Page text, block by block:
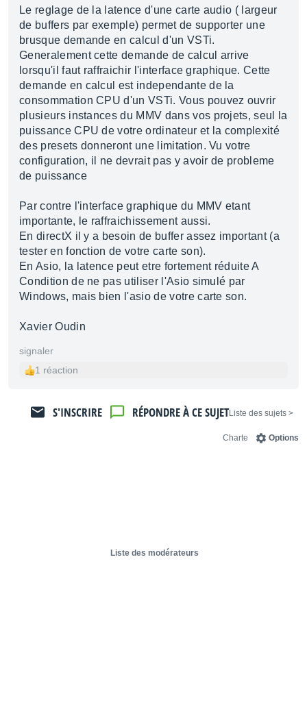
Le reglage de la latence d'une carte audio ( largeur
de buffers par exemple) permet de supporter une
brusque demande en calcul d'un VSTi.
Generalement cette demande de calcul arrive
lorsqu'il faut raffraichir l'interface graphique. Cette
demande en calcul est independante de la
consommation CPU d'un VSTi. Vous pouvez ouvrir
plusieurs instances du MMV dans vos projets, seul la
puissance CPU de votre ordinateur et la complexité
des presets donneront une limitation. Vu votre
configuration, il ne devrait pas y avoir de probleme
de puissance
Par contre l'interface graphique du MMV etant
importante, le raffraichissement aussi.
En directX il y a besoin de buffer assez important (a
tester en fonction de votre carte son).
En Asio, la latence peut etre fortement réduite A
Condition de ne pas utiliser l'Asio simulé par
Windows, mais bien l'asio de votre carte son.
Xavier Oudin
signaler
1 réaction
< Liste des sujets
RÉPONDRE À CE SUJET
S'INSCRIRE
Options
Charte
Liste des modérateurs